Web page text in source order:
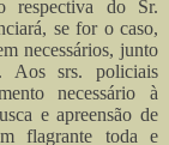
respectiva do Sr.
se for o caso,
necessários, junto
Aos srs. policiais
necessário à
e apreensão de
flagrante toda e